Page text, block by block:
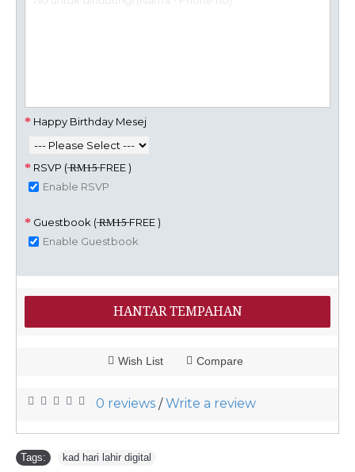
Happy Birthday Mesej
RSVP ( ̶R̶M̶1̶5̶ FREE )
Enable RSVP
Guestbook ( ̶R̶M̶1̶5̶ FREE )
Enable Guestbook
HANTAR TEMPAHAN
Wish List Compare
0 reviews /Write a review
Tags: kad hari lahir digital